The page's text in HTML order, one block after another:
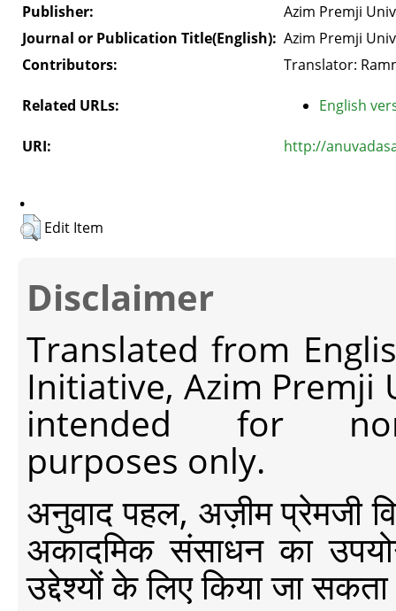
Publisher:
Azim Premji
Journal or Publication Title(English): Azim Premji
Contributors:
Translator:
Related URLs: English
URI: http://
.
Edit Item
Disclaimer
Translated from
Initiative, Azim Premji
intended for non-
purposes only.
अनुवाद पहल, अज़ीम प्रेमजी
अकादमिक संसाधन का
उद्देश्यों के लिए किया जा